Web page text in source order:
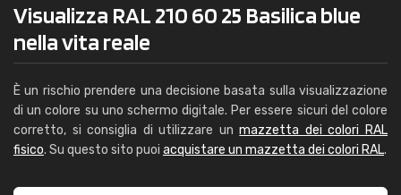
Visualizza RAL 210 60 25 Basilica blue
nella vita reale
È un rischio prendere una decisione basata sulla visualizzazione
di un colore su uno schermo digitale. Per essere sicuri del colore
corretto, si consiglia di utilizzare unmazzetta dei colori RAL
fisico. Su questo sito puoi acquistare un mazzetta dei colori RAL.